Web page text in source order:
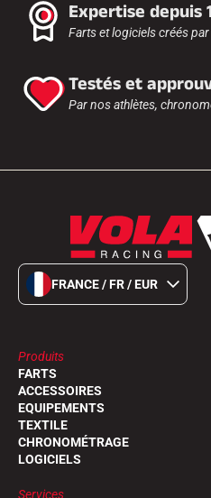
Expertise depuis
Farts et logiciels créés
Testés et
Par nos athlètes,
FRANCE / FR / EUR
Produits
FARTS
ACCESSOIRES
EQUIPEMENTS
TEXTILE
CHRONOMÉTRAGE
LOGICIELS
Services